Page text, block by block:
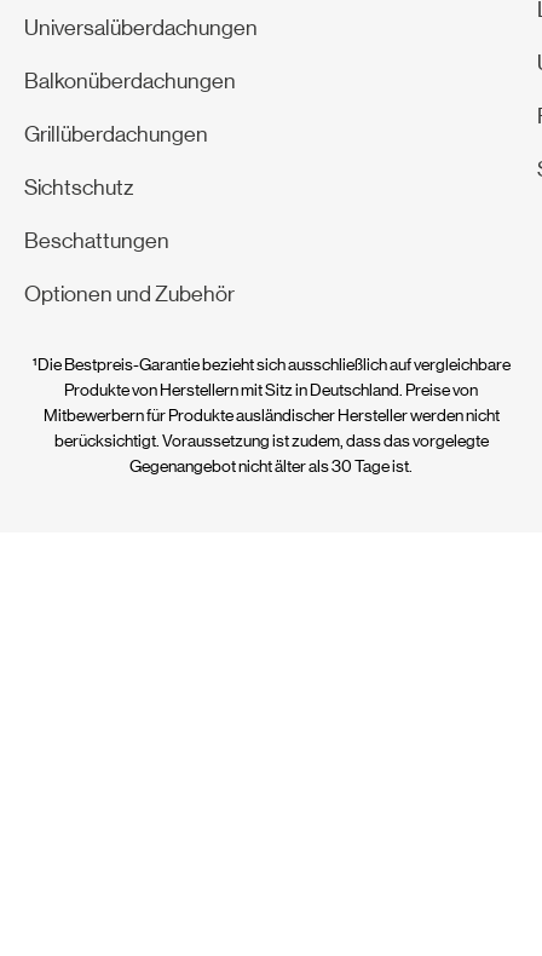
Universalüberdachungen
Balkonüberdachungen
Grillüberdachungen
Sichtschutz
Beschattungen
Optionen und Zubehör
¹Die Bestpreis-Garantie bezieht sich ausschließlich auf vergleichbare
Produkte von Herstellern mit Sitz in Deutschland. Preise von
Mitbewerbern für Produkte ausländischer Hersteller werden nicht
berücksichtigt. Voraussetzung ist zudem, dass das vorgelegte
Gegenangebot nicht älter als 30 Tage ist.